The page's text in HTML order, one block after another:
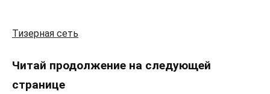
Тизерная сеть
Читай продолжение на следующей
странице